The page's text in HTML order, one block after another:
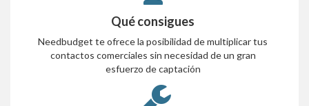
Qué consigues
Needbudget te ofrece la posibilidad de multiplicar tus
contactos comerciales sin necesidad de un gran
esfuerzo de captación